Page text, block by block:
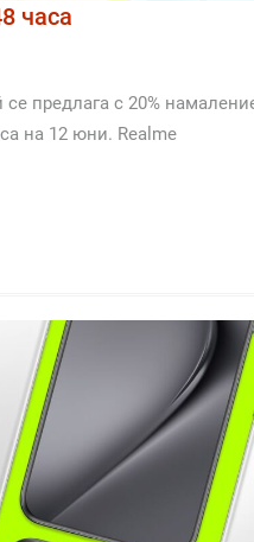
часа
предлага с 20%
на 12 юни. Realme